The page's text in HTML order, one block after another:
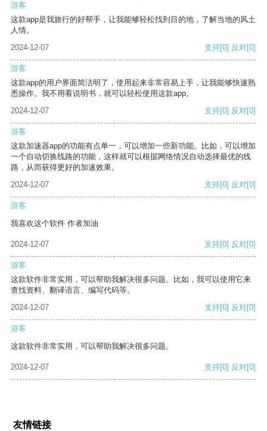
游客
这款app是我旅行的好帮手，让我能够轻松找到目的地，了解当地的风土
人情。
2024-12-07
支持[0] 反对[0]
游客
这款app的用户界面简洁明了，使用起来非常容易上手，让我能够快速熟
悉操作。我不用看说明书，就可以轻松使用这款app。
2024-12-07
支持[0] 反对[0]
游客
这款加速器app的功能有点单一，可以增加一些新功能。比如，可以增加
一个自动切换线路的功能，这样就可以根据网络情况自动选择最优的线
路，从而获得更好的加速效果。
2024-12-07
支持[0] 反对[0]
游客
我喜欢这个软件 作者加油
2024-12-07 支持[0] 反对[0]
游客
这款软件非常实用，可以帮助我解决很多问题。比如，我可以使用它来
查找资料、翻译语言、编写代码等。
2024-12-07
支持[0] 反对[0]
游客
这款软件非常实用，可以帮助我解决很多问题。
2024-12-07 支持[0] 反对[0]
友情链接